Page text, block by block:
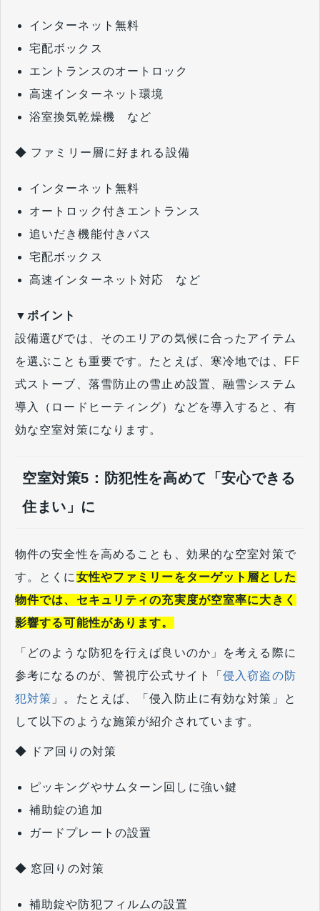
インターネット無料
宅配ボックス
エントランスのオートロック
高速インターネット環境
浴室換気乾燥機 など
◆ ファミリー層に好まれる設備
インターネット無料
オートロック付きエントランス
追いだき機能付きバス
宅配ボックス
高速インターネット対応 など
▼ポイント
設備選びでは、そのエリアの気候に合ったアイテム
を選ぶことも重要です。たとえば、寒冷地では、FF
式ストーブ、落雪防止の雪止め設置、融雪システム
導入（ロードヒーティング）などを導入すると、有
効な空室対策になります。
空室対策5：防犯性を高めて「安心できる
住まい」に
物件の安全性を高めることも、効果的な空室対策で
す。とくに 女性やファミリーをターゲット層とした
物件では、セキュリティの充実度が空室率に大きく
影響する可能性があります。
「どのような防犯を行えば良いのか」を考える際に
参考になるのが、警視庁公式サイト「侵入窃盗の防
犯対策 」。たとえば、「侵入防止に有効な対策」と
して以下のような施策が紹介されています。
◆ ドア回りの対策
ピッキングやサムターン回しに強い鍵
補助錠の追加
ガードプレートの設置
◆ 窓回りの対策
補助錠や防犯フィルムの設置